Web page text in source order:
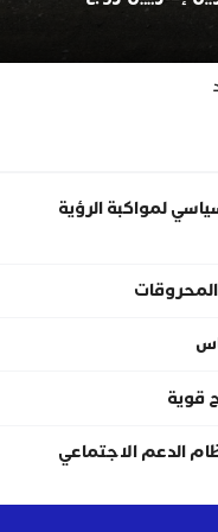
لمواكبة الرؤية
قوية
الدعم الاجتماعي